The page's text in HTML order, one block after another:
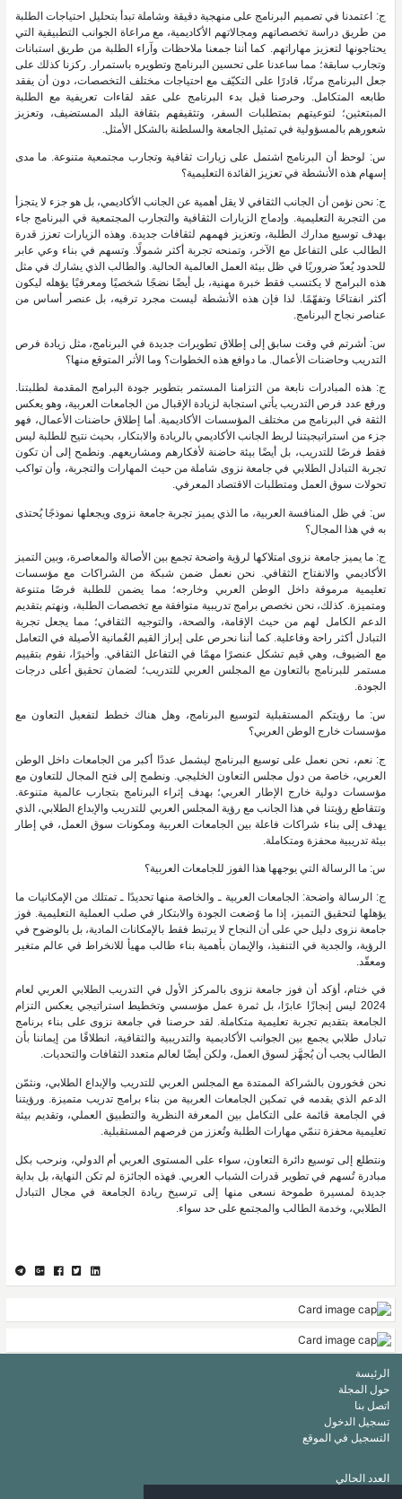
ج: اعتمدنا في تصميم البرنامج على منهجية دقيقة وشاملة تبدأ بتحليل احتياجات الطلبة
من طريق دراسة تخصصاتهم ومجالاتهم الأكاديمية، مع مراعاة الجوانب التطبيقية التي
يحتاجونها لتعزيز مهاراتهم. كما أننا جمعنا ملاحظات وآراء الطلبة من طريق استبانات
وتجارب سابقة؛ مما ساعدنا على تحسين البرنامج وتطويره باستمرار. ركزنا كذلك على
جعل البرنامج مرنًا، قادرًا على التكيّف مع احتياجات مختلف التخصصات، دون أن يفقد
طابعه المتكامل. وحرصنا قبل بدء البرنامج على عقد لقاءات تعريفية مع الطلبة
المبتعثين؛ لتوعيتهم بمتطلبات السفر، وتثقيفهم بثقافة البلد المستضيف، وتعزيز
شعورهم بالمسؤولية في تمثيل الجامعة والسلطنة بالشكل الأمثل.
س: لوحظ أن البرنامج اشتمل على زيارات ثقافية وتجارب مجتمعية متنوعة. ما مدى
إسهام هذه الأنشطة في تعزيز الفائدة التعليمية؟
ج: نحن نؤمن أن الجانب الثقافي لا يقل أهمية عن الجانب الأكاديمي، بل هو جزء لا يتجزأ
من التجربة التعليمية. وإدماج الزيارات الثقافية والتجارب المجتمعية في البرنامج جاء
بهدف توسيع مدارك الطلبة، وتعزيز فهمهم لثقافات جديدة. وهذه الزيارات تعزز قدرة
الطالب على التفاعل مع الآخر، وتمنحه تجربة أكثر شمولًا. وتسهم في بناء وعي عابر
للحدود يُعدّ ضروريًا في ظل بيئة العمل العالمية الحالية. والطالب الذي يشارك في مثل
هذه البرامج لا يكتسب فقط خبرة مهنية، بل أيضًا نضجًا شخصيًا ومعرفيًا يؤهله ليكون
أكثر انفتاحًا وتفهّمًا. لذا فإن هذه الأنشطة ليست مجرد ترفيه، بل عنصر أساس من
عناصر نجاح البرنامج.
س: أشرتم في وقت سابق إلى إطلاق تطويرات جديدة في البرنامج، مثل زيادة فرص
التدريب وحاضنات الأعمال. ما دوافع هذه الخطوات؟ وما الأثر المتوقع منها؟
ج: هذه المبادرات نابعة من التزامنا المستمر بتطوير جودة البرامج المقدمة لطلبتنا.
ورفع عدد فرص التدريب يأتي استجابة لزيادة الإقبال من الجامعات العربية، وهو يعكس
الثقة في البرنامج من مختلف المؤسسات الأكاديمية. أما إطلاق حاضنات الأعمال، فهو
جزء من استراتيجيتنا لربط الجانب الأكاديمي بالريادة والابتكار، بحيث نتيح للطلبة ليس
فقط فرصًا للتدريب، بل أيضًا بيئة حاضنة لأفكارهم ومشاريعهم. ونطمح إلى أن تكون
تجربة التبادل الطلابي في جامعة نزوى شاملة من حيث المهارات والتجربة، وأن تواكب
تحولات سوق العمل ومتطلبات الاقتصاد المعرفي.
س: في ظل المنافسة العربية، ما الذي يميز تجربة جامعة نزوى ويجعلها نموذجًا يُحتذى
به في هذا المجال؟
ج: ما يميز جامعة نزوى امتلاكها لرؤية واضحة تجمع بين الأصالة والمعاصرة، وبين التميز
الأكاديمي والانفتاح الثقافي. نحن نعمل ضمن شبكة من الشراكات مع مؤسسات
تعليمية مرموقة داخل الوطن العربي وخارجه؛ مما يضمن للطلبة فرصًا متنوعة
ومتميزة. كذلك، نحن نخصص برامج تدريبية متوافقة مع تخصصات الطلبة، ونهتم بتقديم
الدعم الكامل لهم من حيث الإقامة، والصحة، والتوجيه الثقافي؛ مما يجعل تجربة
التبادل أكثر راحة وفاعلية. كما أننا نحرص على إبراز القيم العُمانية الأصيلة في التعامل
مع الضيوف، وهي قيم تشكل عنصرًا مهمًا في التفاعل الثقافي. وأخيرًا، نقوم بتقييم
مستمر للبرنامج بالتعاون مع المجلس العربي للتدريب؛ لضمان تحقيق أعلى درجات
الجودة.
س: ما رؤيتكم المستقبلية لتوسيع البرنامج، وهل هناك خطط لتفعيل التعاون مع
مؤسسات خارج الوطن العربي؟
ج: نعم، نحن نعمل على توسيع البرنامج ليشمل عددًا أكبر من الجامعات داخل الوطن
العربي، خاصة من دول مجلس التعاون الخليجي. ونطمح إلى فتح المجال للتعاون مع
مؤسسات دولية خارج الإطار العربي؛ بهدف إثراء البرنامج بتجارب عالمية متنوعة.
وتتقاطع رؤيتنا في هذا الجانب مع رؤية المجلس العربي للتدريب والإبداع الطلابي، الذي
يهدف إلى بناء شراكات فاعلة بين الجامعات العربية ومكونات سوق العمل، في إطار
بيئة تدريبية محفزة ومتكاملة.
س: ما الرسالة التي يوجهها هذا الفوز للجامعات العربية؟
ج: الرسالة واضحة: الجامعات العربية ـ والخاصة منها تحديدًا ـ تمتلك من الإمكانيات ما
يؤهلها لتحقيق التميز، إذا ما وُضعت الجودة والابتكار في صلب العملية التعليمية. فوز
جامعة نزوى دليل حي على أن النجاح لا يرتبط فقط بالإمكانات المادية، بل بالوضوح في
الرؤية، والجدية في التنفيذ، والإيمان بأهمية بناء طالب مهيأ للانخراط في عالم متغير
ومعقّد.
في ختام، أؤكد أن فوز جامعة نزوى بالمركز الأول في التدريب الطلابي العربي لعام
2024 ليس إنجازًا عابرًا، بل ثمرة عمل مؤسسي وتخطيط استراتيجي يعكس التزام
الجامعة بتقديم تجربة تعليمية متكاملة. لقد حرصنا في جامعة نزوى على بناء برنامج
تبادل طلابي يجمع بين الجوانب الأكاديمية والتدريبية والثقافية، انطلاقًا من إيماننا بأن
الطالب يجب أن يُجهَّز لسوق العمل، ولكن أيضًا لعالم متعدد الثقافات والتحديات.
نحن فخورون بالشراكة الممتدة مع المجلس العربي للتدريب والإبداع الطلابي، ونثمّن
الدعم الذي يقدمه في تمكين الجامعات العربية من بناء برامج تدريب متميزة. ورؤيتنا
في الجامعة قائمة على التكامل بين المعرفة النظرية والتطبيق العملي، وتقديم بيئة
تعليمية محفزة تنمّي مهارات الطلبة وتُعزز من فرصهم المستقبلية.
ونتطلع إلى توسيع دائرة التعاون، سواء على المستوى العربي أم الدولي، ونرحب بكل
مبادرة تُسهم في تطوير قدرات الشباب العربي. فهذه الجائزة لم تكن النهاية، بل بداية
جديدة لمسيرة طموحة نسعى منها إلى ترسيخ ريادة الجامعة في مجال التبادل
الطلابي، وخدمة الطالب والمجتمع على حد سواء.
الرئيسة
حول المجلة
اتصل بنا
تسجيل الدخول
التسجيل في الموقع
العدد الحالي